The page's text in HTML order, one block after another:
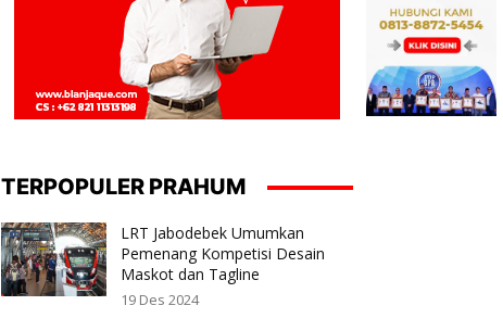
TERPOPULER PRAHUM
LRT Jabodebek Umumkan
Pemenang Kompetisi Desain
Maskot dan Tagline
19 Des 2024